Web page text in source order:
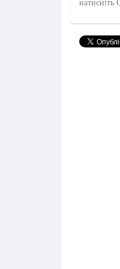
натисніть